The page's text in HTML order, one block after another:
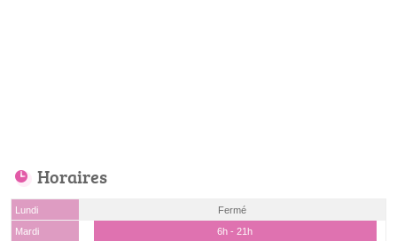
Horaires
Lundi
Fermé
Mardi
6h - 21h